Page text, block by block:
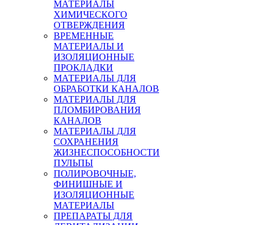
МАТЕРИАЛЫ
ХИМИЧЕСКОГО
ОТВЕРЖДЕНИЯ
ВРЕМЕННЫЕ
МАТЕРИАЛЫ И
ИЗОЛЯЦИОННЫЕ
ПРОКЛАДКИ
МАТЕРИАЛЫ ДЛЯ
ОБРАБОТКИ КАНАЛОВ
МАТЕРИАЛЫ ДЛЯ
ПЛОМБИРОВАНИЯ
КАНАЛОВ
МАТЕРИАЛЫ ДЛЯ
СОХРАНЕНИЯ
ЖИЗНЕСПОСОБНОСТИ
ПУЛЬПЫ
ПОЛИРОВОЧНЫЕ,
ФИНИШНЫЕ И
ИЗОЛЯЦИОННЫЕ
МАТЕРИАЛЫ
ПРЕПАРАТЫ ДЛЯ